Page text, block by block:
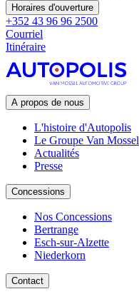
Horaires d'ouverture
+352 43 96 96 2500
Courriel
Itinéraire
A propos de nous
L'histoire d'Autopolis
Le Groupe Van Mossel
Actualités
Presse
Concessions
Nos Concessions
Bertrange
Esch-sur-Alzette
Niederkorn
Contact